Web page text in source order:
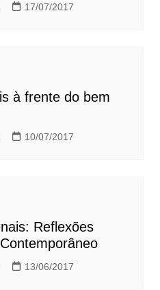
17/07/2017
à frente do bem
10/07/2017
Reflexões
13/06/2017